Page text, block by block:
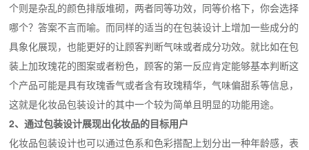
个则是杂乱的颜色排版堆砌，两者同等功效，同等价格下，你会选择
哪个？答案不言而喻。而同样的适当的在包装设计上增加一些成分的
具象化展现，也能更好的让顾客判断气味或者成分功效。就比如在包
装上加玫瑰花的图案或者粉色，顾客的第一反应肯定能够基本判断这
个产品可能是具有玫瑰香气或者含有玫瑰精华，气味偏甜系等信息，
这就是化妆品包装设计的其中一个较为简单且明显的功能用途。
2、通过包装设计展现出化妆品的目标用户
化妆品包装设计也可以通过色系和色彩搭配上划分出一种年龄感，表